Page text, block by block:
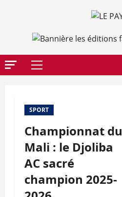
Menu
SPORT
Championnat du
Mali : le Djoliba
AC sacré
champion 2025-